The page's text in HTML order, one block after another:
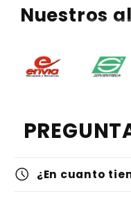
Nuestros
schedule ¿En cuanto